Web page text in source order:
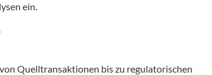
ein.
Quelltransaktionen bis zu regulatorischen